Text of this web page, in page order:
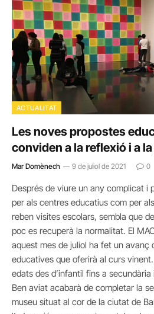
ACTUALITAT
Les noves propostes
conviden a la reflexió i a
Mar Domènech 9 de juliol de 2021 0
Després de viure un any complicat i
per als centres educatius com per
reben visites escolars, sembla que
poc es recuperà la normalitat. El
aquest mes de juliol ha fet un avanç
educatives que oferirà al curs
edats des d’infantil fins a
Ben aviat acabarà de completar la
museu situat al cor de la ciutat de